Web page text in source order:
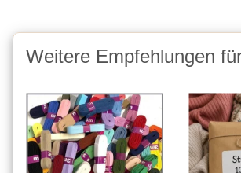
Weitere Empfehlungen